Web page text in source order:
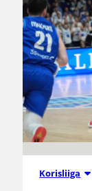
Korisliiga